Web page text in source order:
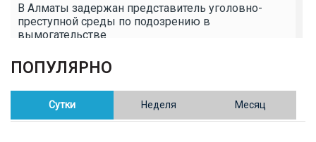
В Алматы задержан представитель уголовно-
преступной среды по подозрению в
вымогательстве
ОБЩЕСТВО
Полицейские пресекли незаконное выращивание
конопли в Таразе
ПОПУЛЯРНО
Сутки Неделя Месяц